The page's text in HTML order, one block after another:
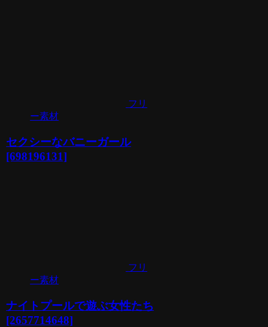
フリ
ー素材
セクシーなバニーガール
[698196131]
フリ
ー素材
ナイトプールで遊ぶ女性たち
[2657714648]